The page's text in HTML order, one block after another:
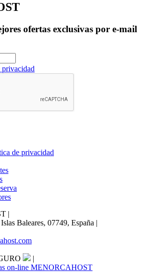
ofertas exclusivas por e-mail
de privacidad
|
Baleares, 07749, España |
|
on-line MENORCAHOST